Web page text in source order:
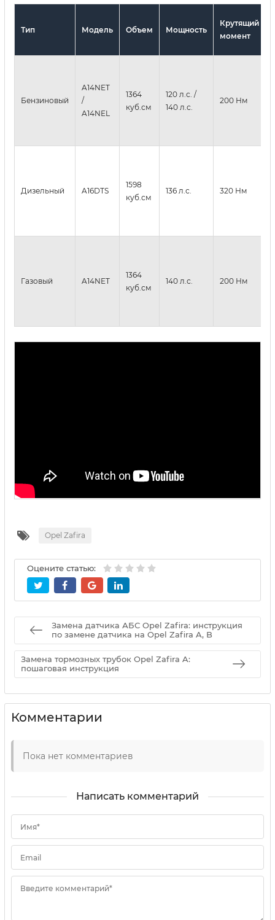
Тип Модель Объем Мощность
Крутящий
момент
Бензиновый
A14NET
/
A14NEL
1364
куб.см
120 л.с. /
140 л.с.
200 Нм
Дизельный A16DTS
1598
куб.см
136 л.с. 320 Нм
Газовый A14NET
1364
куб.см
140 л.с. 200 Нм
Opel Zafira
Оцените статью:
Замена датчика АБС Opel Zafira: инструкция
по замене датчика на Opel Zafira A, B
Замена тормозных трубок Opel Zafira A:
пошаговая инструкция
Комментарии
Пока нет комментариев
Написать комментарий
Имя*
Email
Введите комментарий*